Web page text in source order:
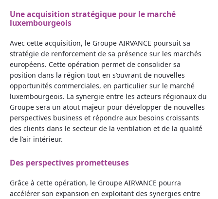
Une acquisition stratégique pour le marché
luxembourgeois
Avec cette acquisition, le Groupe AIRVANCE poursuit sa
stratégie de renforcement de sa présence sur les marchés
européens. Cette opération permet de consolider sa
position dans la région tout en s’ouvrant de nouvelles
opportunités commerciales, en particulier sur le marché
luxembourgeois. La synergie entre les acteurs régionaux du
Groupe sera un atout majeur pour développer de nouvelles
perspectives business et répondre aux besoins croissants
des clients dans le secteur de la ventilation et de la qualité
de l’air intérieur.
Des perspectives prometteuses
Grâce à cette opération, le Groupe AIRVANCE pourra
accélérer son expansion en exploitant des synergies entre